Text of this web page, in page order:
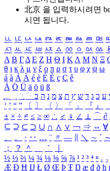
北京 을 입력하시려면
시면 됩니다.
ㅥ ㅦ ㅧ ㅨ ㅩ ㅪ ㅫ ㅬ ㅭ ㅮ
ㅺ ㅻ ㅼ ㅽ ㅾ ㅿ ㆀ ㆁ ㆂ ㆃ
Α Β ΓΔ Ε Ζ Η Θ Ι ΚΛ Μ Ν Ξ
θ ι κ λ μ ν ξ ο π ρ σ τ υ φ χ ψ ω
á à Á À é è É È ç Ç ê
Ä Ö Ü ä ö ü ß
ִֶֹ ֻּ ׁׂ י ע כ ג ד ש ץ ת צ מ נ ה ב
‘ ’ “ ” 〔 〕 〈 〉 「 」 『 』
± × ÷ ≠ ≤ ≥ ∞ ∴ ♂ ♀ ∠ ⊥ ⌒ ∂
⊆ ⊇ ⊂ ⊃ ∪ ∩ ∧ ∨ ￢ ⇒ ⇔ ∀
、
。 · ‥ … ¨ 〃 ― ＼ ∼ ´ ～
；
？ ＾ ｀
½ ⅓ ⅔ ¼ ¾ ⅛ ⅜ ⅝ ⅞ ¹ ² ³ ⁴ ⁿ ₁ ₂
Æ Ð Ħ Ĳ Ł Ø Œ Þ Ŧ Ŋ æ đ ð ħ ı